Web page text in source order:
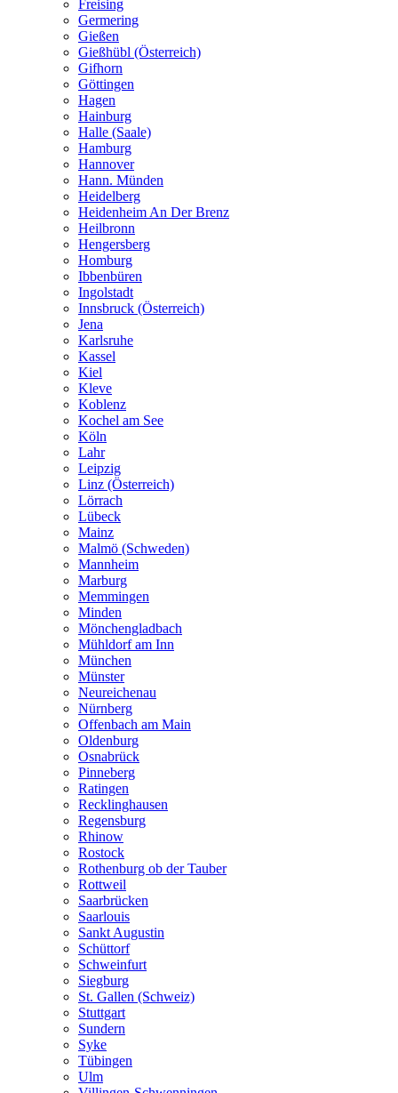
Freising
Germering
Gießen
Gießhübl (Österreich)
Gifhorn
Göttingen
Hagen
Hainburg
Halle (Saale)
Hamburg
Hannover
Hann. Münden
Heidelberg
Heidenheim An Der Brenz
Heilbronn
Hengersberg
Homburg
Ibbenbüren
Ingolstadt
Innsbruck (Österreich)
Jena
Karlsruhe
Kassel
Kiel
Kleve
Koblenz
Kochel am See
Köln
Lahr
Leipzig
Linz (Österreich)
Lörrach
Lübeck
Mainz
Malmö (Schweden)
Mannheim
Marburg
Memmingen
Minden
Mönchengladbach
Mühldorf am Inn
München
Münster
Neureichenau
Nürnberg
Offenbach am Main
Oldenburg
Osnabrück
Pinneberg
Ratingen
Recklinghausen
Regensburg
Rhinow
Rostock
Rothenburg ob der Tauber
Rottweil
Saarbrücken
Saarlouis
Sankt Augustin
Schüttorf
Schweinfurt
Siegburg
St. Gallen (Schweiz)
Stuttgart
Sundern
Syke
Tübingen
Ulm